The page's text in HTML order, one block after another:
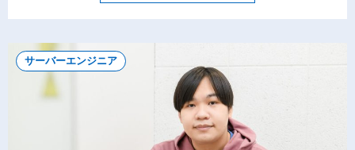
サーバーエンジニア